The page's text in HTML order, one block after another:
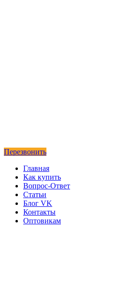
Перезвонить
Главная
Как купить
Вопрос-Ответ
Статьи
Блог VK
Контакты
Оптовикам